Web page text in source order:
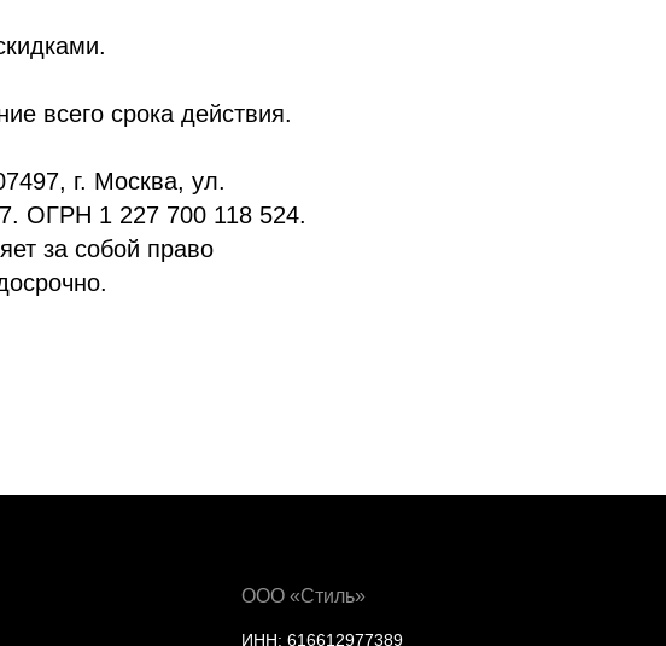
всего срока действия.
г. Москва, ул.
ОГРН 1 227 700 118 524.
за собой право
ООО «Стиль»
ИНН: 616612977389